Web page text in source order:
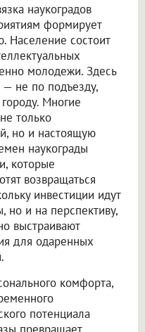
наукоградов
формирует
Население состоит
молодежи. Здесь
— не по подъезду,
Многие
только
но и настоящую
наукограды
которые
возвращаться
инвестиции идут
но и на перспективу,
выстраивают
для одаренных
комфорта,
потенциала